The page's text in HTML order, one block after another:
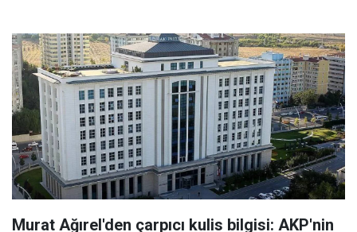
Murat Ağırel'den çarpıcı kulis bilgisi: AKP'nin